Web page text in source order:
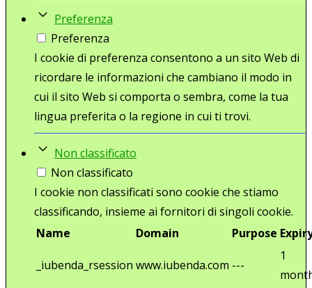
Preferenza
Preferenza
I cookie di preferenza consentono a un sito Web di
ricordare le informazioni che cambiano il modo in
cui il sito Web si comporta o sembra, come la tua
lingua preferita o la regione in cui ti trovi.
Non classificato
Non classificato
I cookie non classificati sono cookie che stiamo
classificando, insieme ai fornitori di singoli cookie.
Name
Domain Purpose
_iubenda_rsession www.iubenda.com ---
1